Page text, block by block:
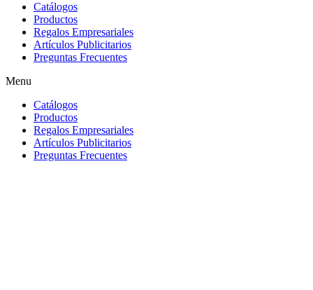
Catálogos
Productos
Regalos Empresariales
Artículos Publicitarios
Preguntas Frecuentes
Menu
Catálogos
Productos
Regalos Empresariales
Artículos Publicitarios
Preguntas Frecuentes